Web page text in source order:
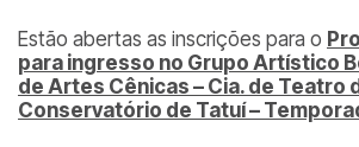
Estão abertas as inscrições para o
para ingresso no Grupo Artístico
de Artes Cênicas – Cia. de Teatro
Conservatório de Tatuí –